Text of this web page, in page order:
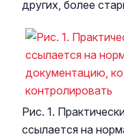
других, более
Рис. 1.
ссылается на